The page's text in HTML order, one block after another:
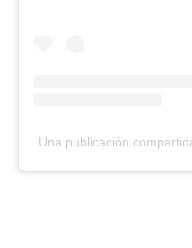
Una publicación